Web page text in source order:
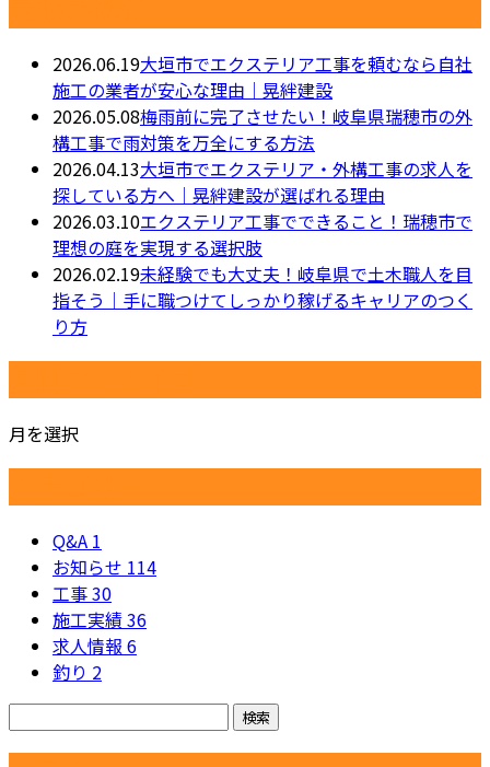
2026.06.19大垣市でエクステリア工事を頼むなら自社
施工の業者が安心な理由｜晃絆建設
2026.05.08梅雨前に完了させたい！岐阜県瑞穂市の外
構工事で雨対策を万全にする方法
2026.04.13大垣市でエクステリア・外構工事の求人を
探している方へ｜晃絆建設が選ばれる理由
2026.03.10エクステリア工事でできること！瑞穂市で
理想の庭を実現する選択肢
2026.02.19未経験でも大丈夫！岐阜県で土木職人を目
指そう｜手に職つけてしっかり稼げるキャリアのつく
り方
月を選択
Q&A 1
お知らせ 114
工事30
施工実績36
求人情報 6
釣り 2